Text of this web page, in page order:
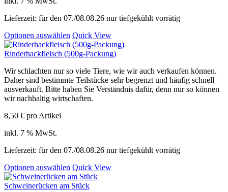
Lieferzeit: für den 07./08.08.26 nur tiefgekühlt vorrätig
Optionen auswählen Quick View
Rinderhackfleisch (500g-Packung)
Wir schlachten nur so viele Tiere, wie wir auch verkaufen können.
Daher sind bestimmte Teilstücke sehr begrenzt und häufig schnell
ausverkauft. Bitte haben Sie Verständnis dafür, denn nur so können
wir nachhaltig wirtschaften.
8,50 € pro Artikel
inkl. 7 % MwSt.
Lieferzeit: für den 07./08.08.26 nur tiefgekühlt vorrätig
Optionen auswählen Quick View
Schweinerücken am Stück